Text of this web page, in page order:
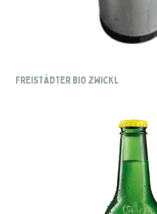
FREISTÄDTER BIO ZWICKL